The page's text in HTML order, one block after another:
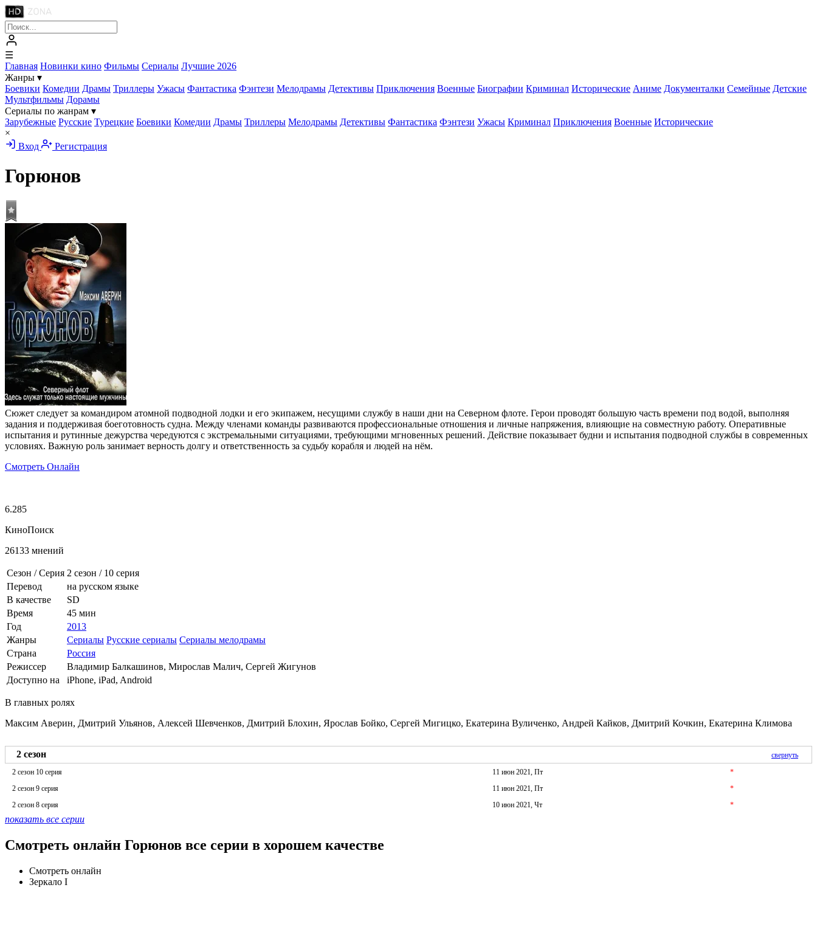
☰
Главная Новинки кино Фильмы Сериалы Лучшие 2026
Жанры ▾
Боевики Комедии Драмы Триллеры Ужасы Фантастика Фэнтези Мелодрамы Детективы Приключения Военные Биографии Криминал Исторические Аниме Документалки Семейные Детские
Мультфильмы Дорамы
Сериалы по жанрам ▾
Зарубежные Русские Турецкие Боевики Комедии Драмы Триллеры Мелодрамы Детективы Фантастика Фэнтези Ужасы Криминал Приключения Военные Исторические
×
Вход
Регистрация
Горюнов
Сюжет следует за командиром атомной подводной лодки и его экипажем, несущими службу в наши дни на Северном флоте. Герои проводят большую часть времени под водой, выполняя
задания и поддерживая боеготовность судна. Между членами команды развиваются профессиональные отношения и личные напряжения, влияющие на совместную работу. Оперативные
испытания и рутинные дежурства чередуются с экстремальными ситуациями, требующими мгновенных решений. Действие показывает будни и испытания подводной службы в современных
условиях. Важную роль занимает верность долгу и ответственность за судьбу корабля и людей на нём.
Смотреть Онлайн
6.285
КиноПоиск
26133 мнений
Сезон / Серия 2 сезон / 10 серия
Перевод
на русском языке
В качестве
SD
Время
45 мин
Год
2013
Жанры
Сериалы Русские сериалы Сериалы мелодрамы
Страна
Россия
Режиссер
Владимир Балкашинов, Мирослав Малич, Сергей Жигунов
Доступно на
iPhone, iPad, Android
В главных ролях
Максим Аверин, Дмитрий Ульянов, Алексей Шевченков, Дмитрий Блохин, Ярослав Бойко, Сергей Мигицко, Екатерина Вуличенко, Андрей Кайков, Дмитрий Кочкин, Екатерина Климова
2 сезон
свернуть
2 сезон 10 серия
11 июн 2021, Пт
*
2 сезон 9 серия
11 июн 2021, Пт
*
2 сезон 8 серия
10 июн 2021, Чт *
показать все серии
Смотреть онлайн Горюнов все серии в хорошем качестве
Смотреть онлайн
Зеркало I